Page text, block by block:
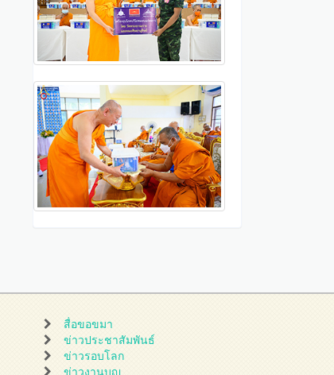
สื่อขอขมา
ข่าวประชาสัมพันธ์
ข่าวรอบโลก
ข่าวงานบุญ